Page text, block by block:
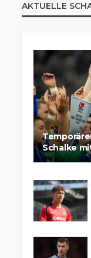
AKTUELLE
Schalke